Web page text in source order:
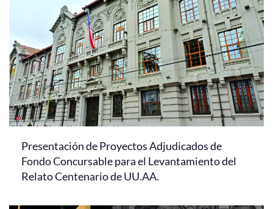
Presentación de Proyectos Adjudicados de
Fondo Concursable para el Levantamiento del
Relato Centenario de UU.AA.